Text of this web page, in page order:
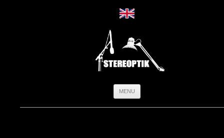
MENU